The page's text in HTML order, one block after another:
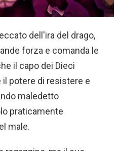
dell'ira del drago,
forza e comanda le
il capo dei Dieci
il potere di resistere e
maledetto
praticamente
male.